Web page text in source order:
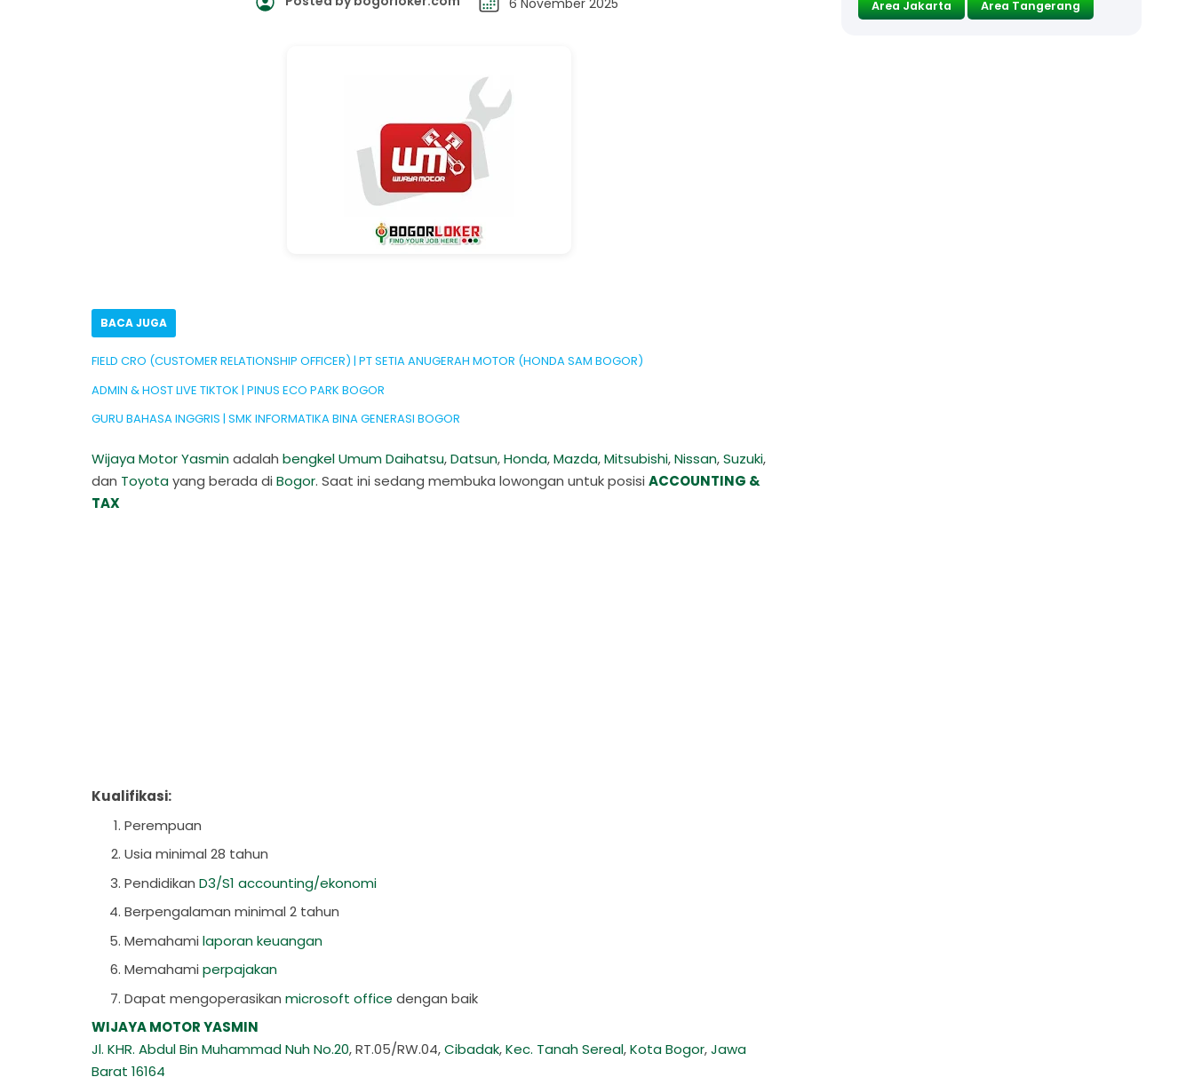
BACA JUGA
FIELD CRO (CUSTOMER RELATIONSHIP OFFICER) | PT SETIA ANUGERAH MOTOR (HONDA SAM BOGOR)
ADMIN & HOST LIVE TIKTOK | PINUS ECO PARK BOGOR
GURU BAHASA INGGRIS | SMK INFORMATIKA BINA GENERASI BOGOR
Wijaya Motor Yasminadalah bengkel Umum Daihatsu,Datsun,Honda,Mazda,Mitsubishi,Nissan,Suzuki,
dan Toyotayang berada di Bogor. Saat ini sedang membuka lowongan untuk posisi ACCOUNTING &
TAX
Kualifikasi:
Perempuan
Usia minimal 28 tahun
PendidikanD3/S1 accounting/ekonomi
Berpengalaman minimal 2 tahun
Memahamilaporan keuangan
Memahamiperpajakan
Dapat mengoperasikanmicrosoft office dengan baik
WIJAYA MOTOR YASMIN
Jl. KHR. Abdul Bin Muhammad Nuh No.20, RT.05/RW.04,Cibadak,Kec. Tanah Sereal,Kota Bogor,Jawa
Barat 16164
Area Jakarta
Area Tangerang